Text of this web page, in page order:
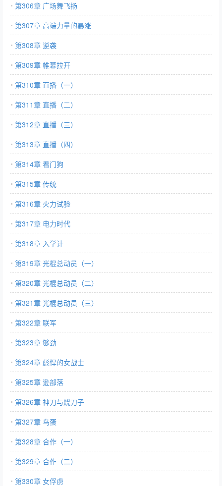
第306章 广场舞飞扬
第307章 高端力量的暴涨
第308章 逆袭
第309章 帷幕拉开
第310章 直播（一）
第311章 直播（二）
第312章 直播（三）
第313章 直播（四）
第314章 看门狗
第315章 传统
第316章 火力试验
第317章 电力时代
第318章 入学计
第319章 光棍总动员（一）
第320章 光棍总动员（二）
第321章 光棍总动员（三）
第322章 联军
第323章 够劲
第324章 彪悍的女战士
第325章 逊部落
第326章 神刀与烧刀子
第327章 鸟蛋
第328章 合作（一）
第329章 合作（二）
第330章 女俘虏